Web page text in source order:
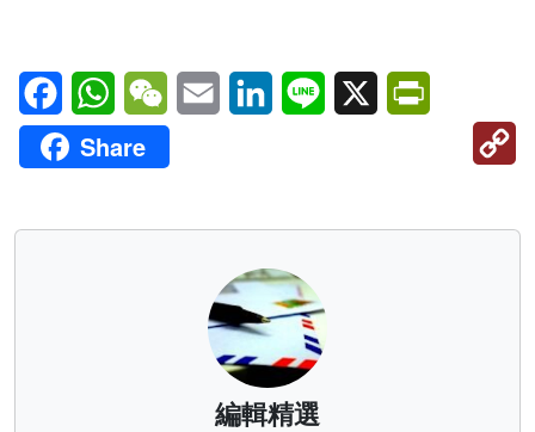
FacebookWhatsAppWeChatEmail LinkedInLine X
Share
編輯精選